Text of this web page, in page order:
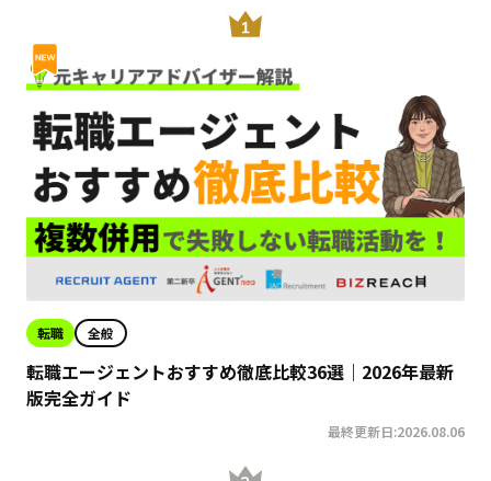
転職 全般
転職エージェントおすすめ徹底比較36選｜2026年最新
版完全ガイド
最終更新日:2026.08.06